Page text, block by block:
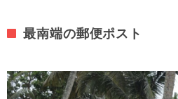
最南端の郵便ポスト